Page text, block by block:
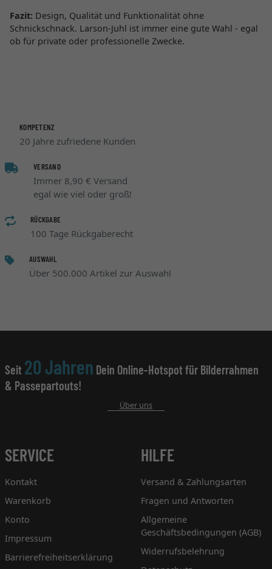
Fazit: Design, Qualität und Funktionalität ohne
Schnickschnack. Larson-Juhl ist immer eine gute Wahl - egal
ob für private oder professionelle Zwecke.
KOMPETENZ
20 Jahre zufriedene Kunden
VERSAND
Immer 8,90 € Versand
egal wie viel oder groß!
RÜCKGABE
100 Tage Rückgaberecht
AUSWAHL
Über 500.000 Artikel zur Auswahl
Seit 20 Jahren Dein Online-Hotspot für Bilderrahmen
& Passepartouts!
Über uns
SERVICE
Kontakt
Warenkorb
Konto
Impressum
Barrierefreiheitserklärung
HILFE
Versand & Zahlungsarten
Fragen und Antworten
Allgemeine
Geschäftsbedingungen (AGB)
Widerrufsbelehrung